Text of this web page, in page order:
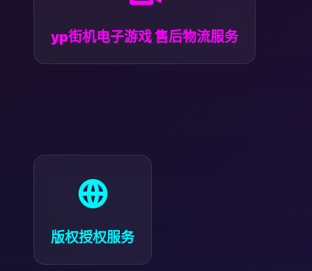
yp街机电子游戏售后物流服务
版权授权服务
提供赛事直播版权、IP 形象授权及商业活动使用